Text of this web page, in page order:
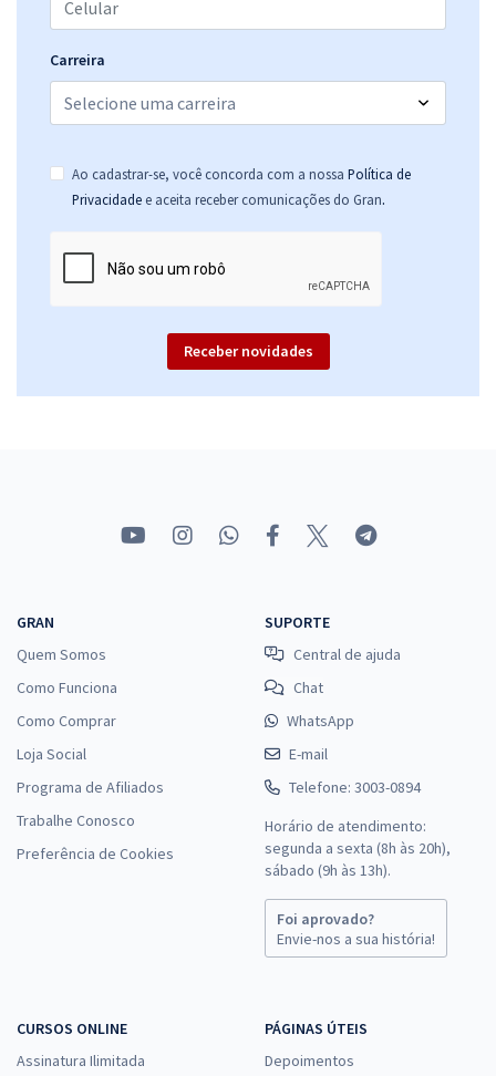
ou 12x deR$24,65
Comprar
TRT 1ª Região (RJ) - Tribunal Regional do Trabalho - Analista Judiciário
ou 12x deR$26,65
Economize R$ 79,96 (-20%)
Comprar
Especial)
Comprar
TRT 1ª Região (RJ) - Tribunal Regional do Trabalho - Técnico Judiciário
- Área Administrativa - Agente da Polícia Judicial
R$29,86
Economize R$ 89,58 (-20%)
Comprar
Gerais para os Cargos - Técnico Judiciário Áreas/Especialidades:
R18, S19 e T20
Carreira
Ao cadastrar-se, você concorda com a nossa Política de
Privacidade e aceita receber comunicações do Gran.
Receber novidades
GRAN
Quem Somos
Como Funciona
Como Comprar
Loja Social
Programa de Afiliados
Trabalhe Conosco
Preferência de Cookies
SUPORTE
Central de ajuda
Chat
WhatsApp
E-mail
Telefone: 3003-0894
Horário de atendimento:
segunda a sexta (8h às 20h),
sábado (9h às 13h).
Foi aprovado?
Envie-nos a sua história!
CURSOS ONLINE
Assinatura Ilimitada
PÁGINAS ÚTEIS
Depoimentos